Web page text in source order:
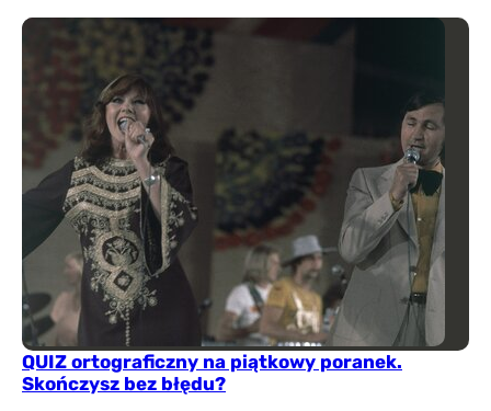
QUIZ ortograficzny na piątkowy poranek.
Skończysz bez błędu?